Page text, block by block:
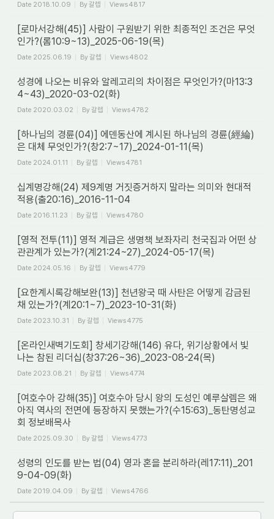
Date 2018.10.09 By갈렙 Views4817
[로마서강해(45)] 사람이 구원받기 위한 최종적인 조건은 무엇
인가?(롬10:9~13)_2025-06-19(목)
Date 2025.06.19 By갈렙 Views4802
성경에 나오는 비유와 알레고리의 차이점은 무엇인가?(마13:3
4~43)_2020-03-02(화)
Date 2020.03.02 By갈렙 Views4782
[하나님의 경륜(04)] 에덴동산에 계시된 하나님의 경륜(經綸)
은 대체 무엇인가?(창2:7~17)_2024-01-11(목)
Date 2024.01.11 By갈렙 Views4781
십계명강해(24) 제9계명 거짓증거하지 말라는 의미와 현대적
적용(출20:16)_2016-11-04
Date 2016.11.23 By갈렙 Views4780
[영적 전투(11)] 영적 계급은 생명책 보좌자리 천국집과 어떤 상
관관계가 있는가?(계21:24~27)_2024-05-17(목)
Date 2024.05.16 By갈렙 Views4779
[요한계시록강해보완(13)] 천년왕국 때 사탄은 어떻게 감금된
채 있는가?(계20:1~7)_2023-10-31(화)
Date 2023.10.31 By갈렙 Views4775
[온라인새벽기도회] 창세기강해(146) 유다, 위기상황에서 빛
나는 참된 리더십(창37:26~36)_2023-08-24(목)
Date 2023.08.21 By갈렙 Views4774
[여호수아 강해(35)] 여호수아 당시 왕의 도성인 예루살렘은 왜
아직 역사의 전면에 등장하지 못했는가?(수15:63)_동탄명성교
회 정보배목사
Date 2025.09.30 By갈렙 Views4773
성령의 인도를 받는 법(04) 영과 혼을 분리하라(레17:11)_201
9-04-09(화)
Date 2019.04.09 By갈렙 Views4766